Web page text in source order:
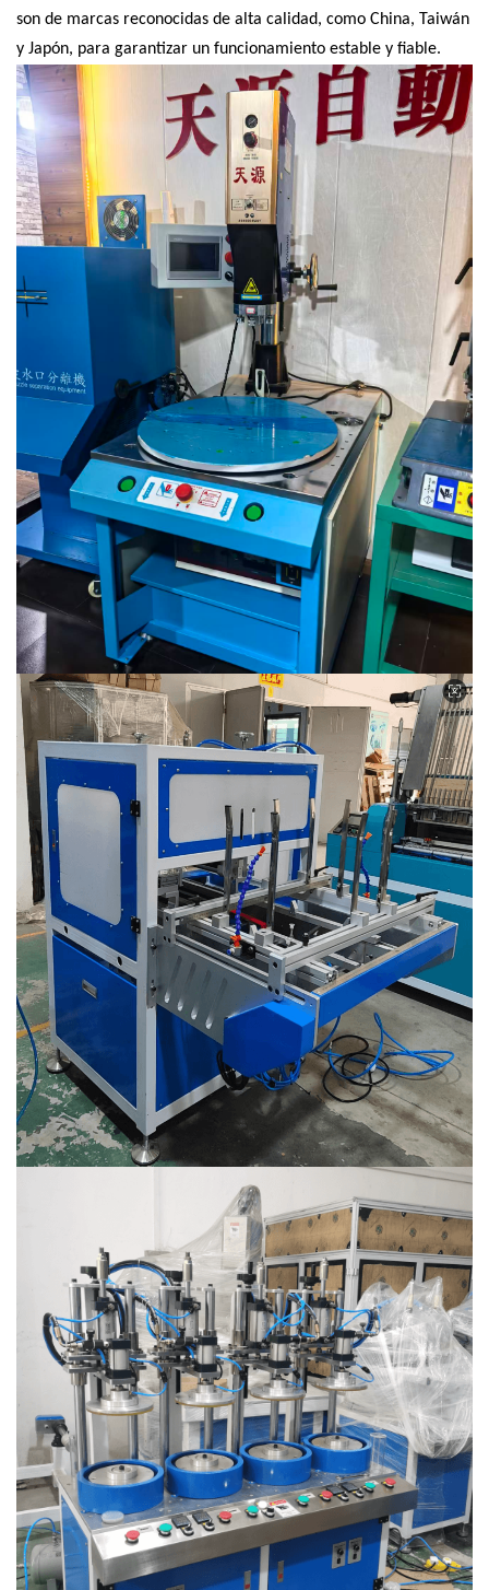
son de marcas reconocidas de alta calidad, como China, Taiwán
y Japón, para garantizar un funcionamiento estable y fiable.